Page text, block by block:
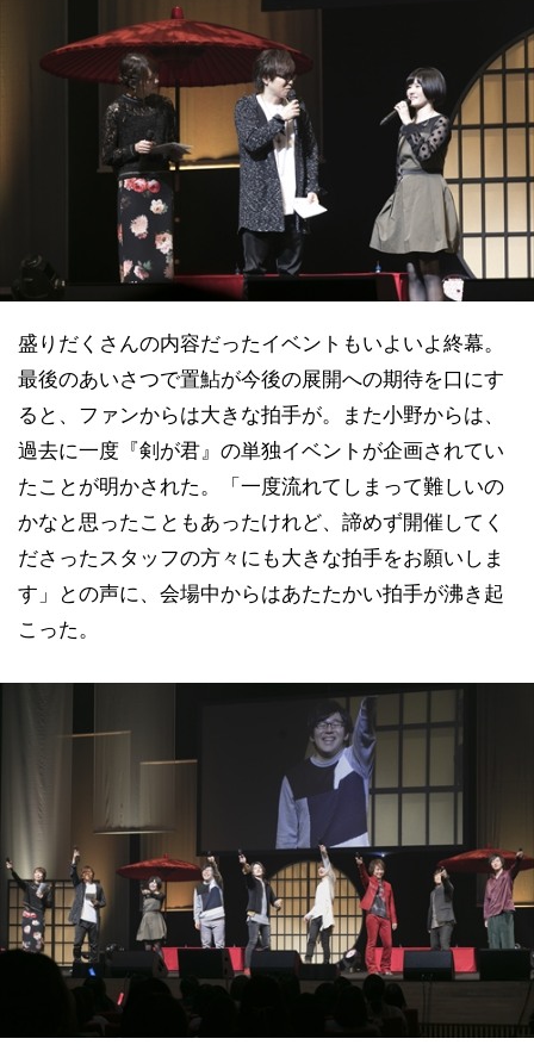
盛りだくさんの内容だったイベントもいよいよ終幕。
最後のあいさつで置鮎が今後の展開への期待を口にす
ると、ファンからは大きな拍手が。また小野からは、
過去に一度『剣が君』の単独イベントが企画されてい
たことが明かされた。「一度流れてしまって難しいの
かなと思ったこともあったけれど、諦めず開催してく
ださったスタッフの方々にも大きな拍手をお願いしま
す」との声に、会場中からはあたたかい拍手が沸き起
こった。